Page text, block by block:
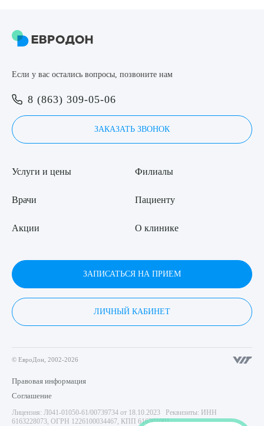
Если у вас остались вопросы, позвоните нам
8 (863) 309-05-06
ЗАКАЗАТЬ ЗВОНОК
Услуги и цены
Врачи
Акции
Филиалы
Пациенту
О клинике
ЗАПИСАТЬСЯ НА ПРИЕМ
ЛИЧНЫЙ КАБИНЕТ
© ЕвроДон, 2002-2026
Правовая информация
Соглашение
Лицензия: Л041-01050-61/00739734 от 18.10.2023 Реквизиты: ИНН
6163228073, ОГРН 1226100034467, КПП 616301001